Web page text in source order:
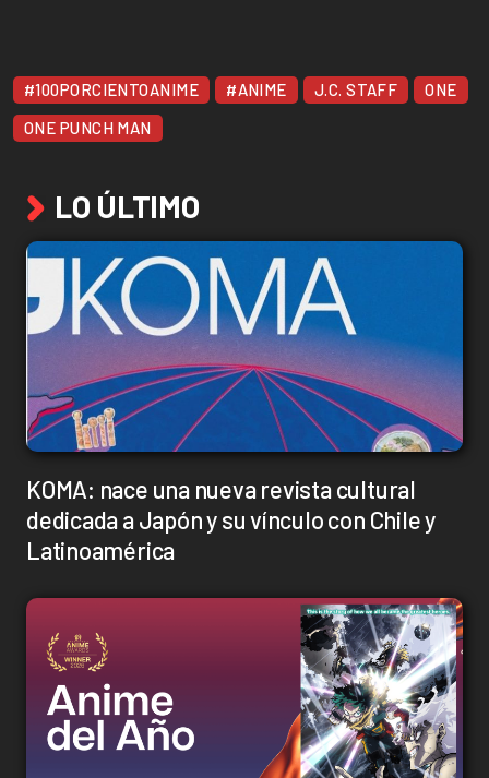
#100PORCIENTOANIME #ANIME J.C. STAFF
ONE
ONE PUNCH MAN
LO ÚLTIMO
KOMA: nace una nueva revista cultural
dedicada a Japón y su vínculo con Chile y
Latinoamérica